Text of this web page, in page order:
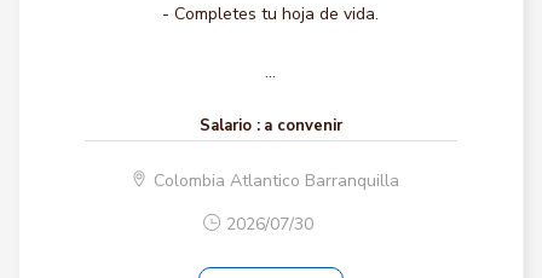
- Completes tu hoja de vida.
...
Salario : a convenir
Colombia Atlantico Barranquilla
2026/07/30